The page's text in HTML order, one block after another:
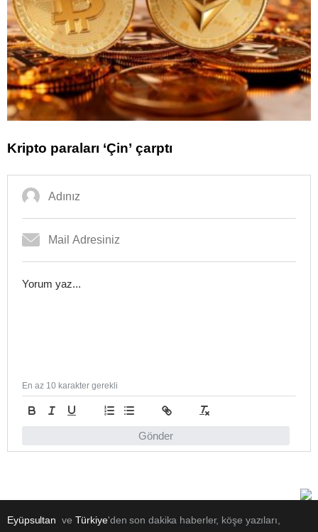
Kripto paraları ‘Çin’ çarptı
Gönder
En az 10 karakter gerekli
Eyüpsultan ve Türkiye'den son dakika haberler, köşe yazıları,